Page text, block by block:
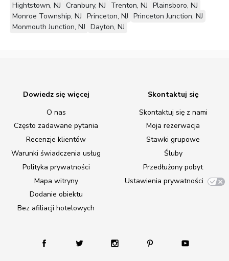
Hightstown, NJ Cranbury, NJ Trenton, NJ Plainsboro, NJ
Monroe Township, NJ Princeton, NJ Princeton Junction, NJ
Monmouth Junction, NJ Dayton, NJ
Dowiedz się więcej
O nas
Często zadawane pytania
Recenzje klientów
Warunki świadczenia usług
Polityka prywatności
Mapa witryny
Dodanie obiektu
Bez afiliacji hotelowych
Skontaktuj się
Skontaktuj się z nami
Moja rezerwacja
Stawki grupowe
Śluby
Przedłużony pobyt
Ustawienia prywatności